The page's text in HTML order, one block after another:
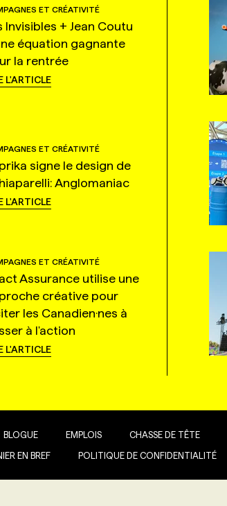
ET CRÉATIVITÉ
Invisibles + Jean Coutu
équation gagnante
la rentrée
L'ARTICLE
ET CRÉATIVITÉ
signe le design de
Anglomaniac
L'ARTICLE
ET CRÉATIVITÉ
Assurance utilise une
créative pour
les Canadien·nes à
à l'action
L'ARTICLE
BLOGUE EMPLOIS CHASSE DE TÊTE
EN BREF POLITIQUE DE CONFIDENTIALITÉ